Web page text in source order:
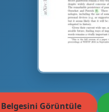
Belgesini Görüntüle